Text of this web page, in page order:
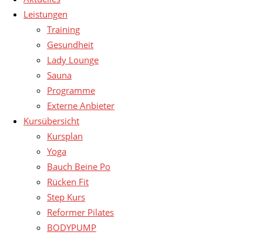
Leistungen
Training
Gesundheit
Lady Lounge
Sauna
Programme
Externe Anbieter
Kursübersicht
Kursplan
Yoga
Bauch Beine Po
Rücken Fit
Step Kurs
Reformer Pilates
BODYPUMP